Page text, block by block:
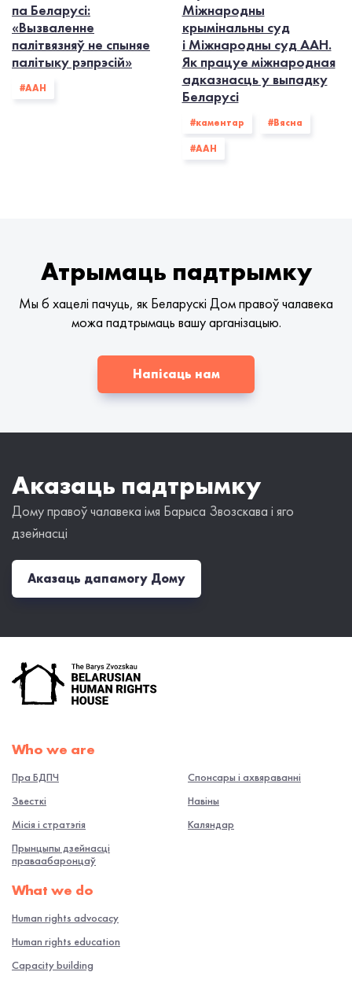
па Беларусі:
«Вызваленне
палітвязняў не спыняе
палітыку рэпрэсій»
#ААН
Міжнародны
крымінальны суд
і Міжнародны суд ААН.
Як працуе міжнародная
адказнасць у выпадку
Беларусі
#каментар #Вясна
#ААН
Атрымаць падтрымку
Мы б хацелі пачуць, як Беларускі Дом правоў чалавека
можа падтрымаць вашу арганізацыю.
Напісаць нам
Аказаць падтрымку
Дому правоў чалавека імя Барыса Звозскава і яго
дзейнасці
Аказаць дапамогу Дому
Who we are
Пра БДПЧ
Звесткі
Місія і стратэгія
Прынцыпы дзейнасці
праваабаронцаў
Спонсары і ахвяраванні
Навiны
Каляндар
What we do
Human rights advocacy
Human rights education
Capacity building